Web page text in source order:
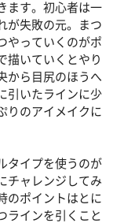
ます。初心者は一
が失敗の元。まつ
やっていくのがポ
描いていくとやり
から目尻のほうへ
引いたラインに少
りのアイメイクに
タイプを使うのが
チャレンジしてみ
のポイントはとに
ラインを引くこと